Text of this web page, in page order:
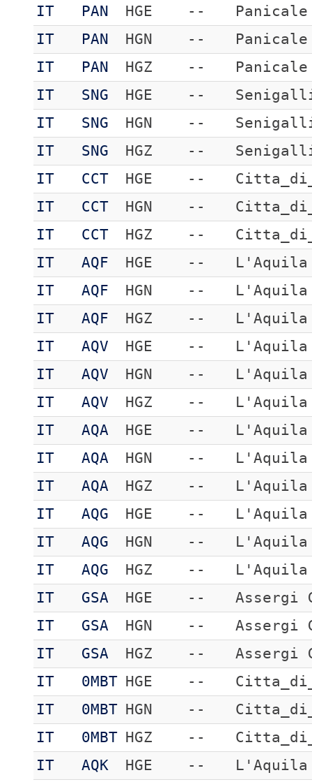
IT
PAN HGE --
Panicale
IT
PAN HGN --
Panicale
IT
PAN HGZ --
Panicale
IT
SNG HGE --
IT
SNG HGN --
IT
SNG HGZ --
IT
CCT HGE --
IT
CCT HGN --
IT
CCT HGZ --
IT
AQF HGE --
IT
AQF HGN --
IT
AQF HGZ --
IT
AQV HGE --
IT
AQV HGN --
IT
AQV HGZ --
IT
AQA HGE --
L'Aquila
IT
AQA HGN --
L'Aquila
IT
AQA HGZ --
L'Aquila
IT
AQG HGE --
IT
AQG HGN --
IT
AQG HGZ --
IT
GSA HGE --
Assergi
IT
GSA HGN --
Assergi
IT
GSA HGZ --
Assergi
IT
0MBT HGE --
IT
0MBT HGN --
IT
0MBT HGZ --
IT
AQK HGE --